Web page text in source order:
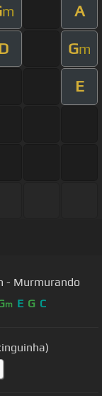
m A
D Gm
E
- Murmurando
m E G C